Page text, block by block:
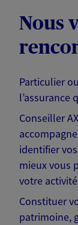
Nous
Particulier
l’assurance
Conseiller
identifier
mieux vous
votre
Constituer
patrimoine,